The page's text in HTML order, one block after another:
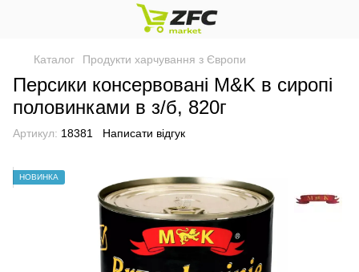
Каталог Продукти харчування з Європи
Персики консервовані M&K в сиропі
половинками в з/б, 820г
Артикул: 18381 Написати відгук
НОВИНКА